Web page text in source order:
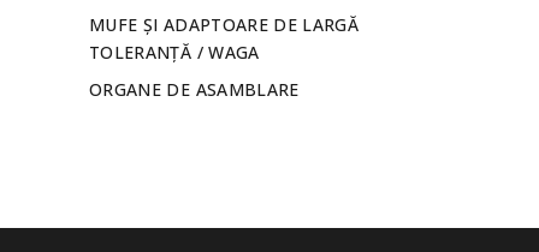
MUFE ȘI ADAPTOARE DE LARGĂ
TOLERANȚĂ / WAGA
ORGANE DE ASAMBLARE